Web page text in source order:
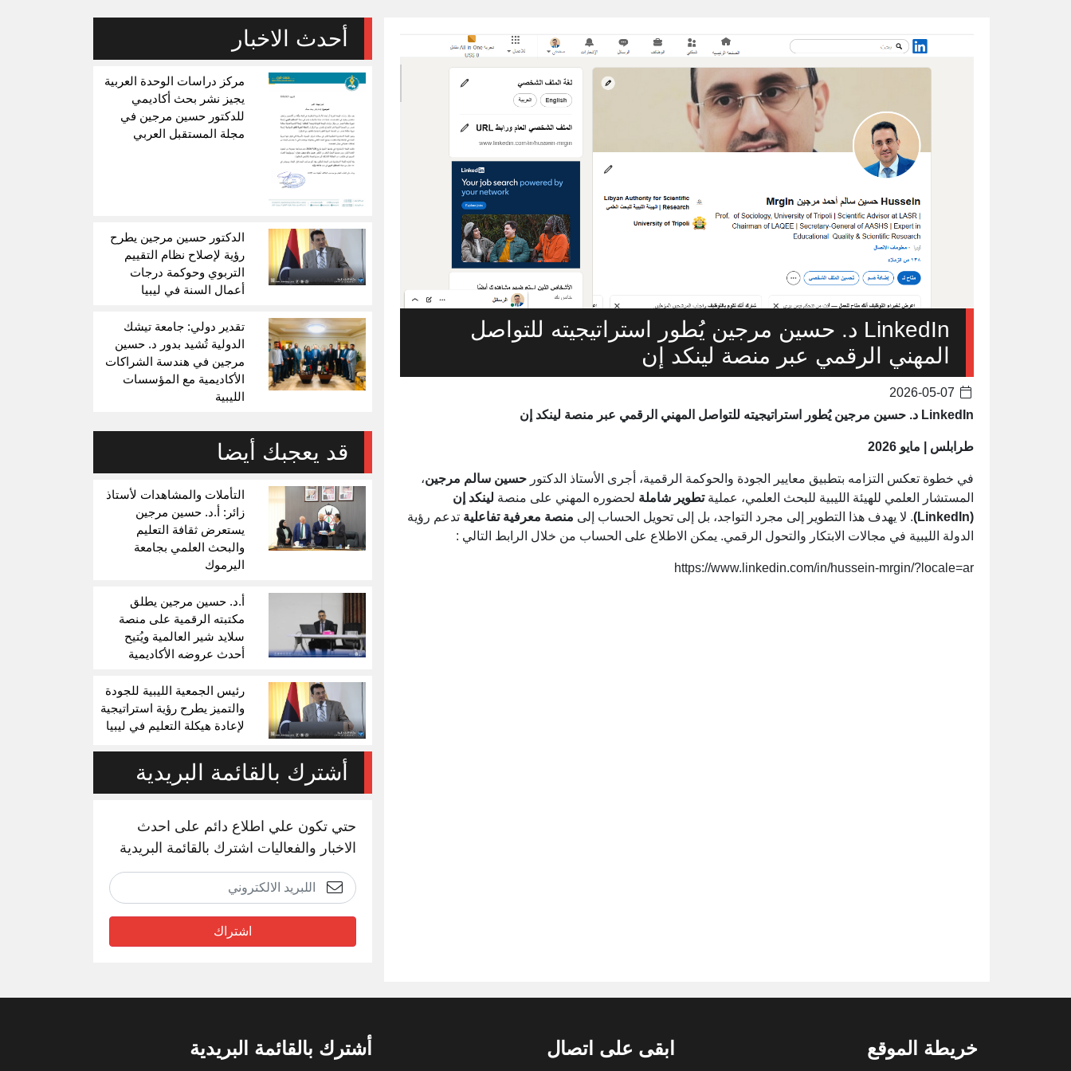
LinkedIn د. حسين مرجين يُطور استراتيجيته للتواصل
المهني الرقمي عبر منصة لينكد إن
LinkedIn د. حسين مرجين يُطور استراتيجيته للتواصل المهني الرقمي عبر منصة لينكد إن
طرابلس | مايو 2026
في خطوة تعكس التزامه بتطبيق معايير الجودة والحوكمة الرقمية، أجرى الأستاذ الدكتور حسين سالم مرجين،
المستشار العلمي للهيئة الليبية للبحث العلمي، عمليةتطوير شاملة لحضوره المهني على منصة لينكد إن
(LinkedIn)
. لا يهدف هذا التطوير إلى مجرد التواجد، بل إلى تحويل الحساب إلى منصة معرفية تفاعلية تدعم رؤية
الدولة الليبية في مجالات الابتكار والتحول الرقمي. يمكن الاطلاع على الحساب من خلال الرابط التالي :
https://www.linkedin.com/in/hussein-mrgin/?locale=ar
أحدث الاخبار
مركز دراسات الوحدة العربية
يجيز نشر بحث أكاديمي
للدكتور حسين مرجين في
مجلة المستقبل العربي
الدكتور حسين مرجين يطرح
رؤية لإصلاح نظام التقييم
التربوي وحوكمة درجات
أعمال السنة في ليبيا
تقدير دولي: جامعة تيشك
الدولية تُشيد بدور د. حسين
مرجين في هندسة الشراكات
الأكاديمية مع المؤسسات
الليبية
قد يعجبك أيضا
التأملات والمشاهدات لأستاذ
زائر: أ.د. حسين مرجين
يستعرض ثقافة التعليم
والبحث العلمي بجامعة
اليرموك
أ.د. حسين مرجين يطلق
مكتبته الرقمية على منصة
سلايد شير العالمية ويُتيح
أحدث عروضه الأكاديمية
رئيس الجمعية الليبية للجودة
والتميز يطرح رؤية استراتيجية
لإعادة هيكلة التعليم في ليبيا
أشترك بالقائمة البريدية
حتي تكون علي اطلاع دائم على احدث
الاخبار والفعاليات اشترك بالقائمة البريدية
اشتراك
خريطة الموقع ابقى على اتصال أشترك بالقائمة البريدية